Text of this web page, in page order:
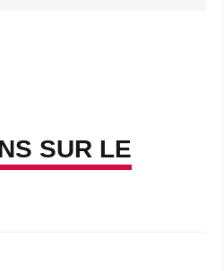
SUR LE